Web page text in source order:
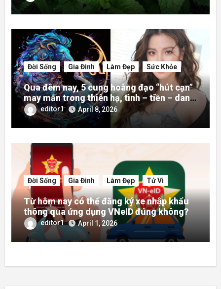
Đời Sống Gia Đình Làm Đẹp Sức Khỏe
Qua đêm nay, 5 cung hoàng đạo “hút cạn”
may mắn trong thiên hạ, tình – tiền – danh
rực rỡ hơn người
editor1 April 8, 2026
Đời Sống Gia Đình Làm Đẹp Tử Vi
Từ hôm nay có thể đăng ký xe nhập khẩu
thông qua ứng dụng VNeID đúng không?
editor1 April 1, 2026